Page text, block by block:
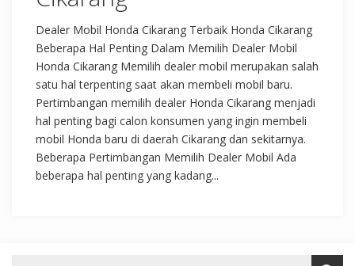
Dealer Mobil Honda Cikarang Terbaik Honda Cikarang
Beberapa Hal Penting Dalam Memilih Dealer Mobil
Honda Cikarang Memilih dealer mobil merupakan salah
satu hal terpenting saat akan membeli mobil baru.
Pertimbangan memilih dealer Honda Cikarang menjadi
hal penting bagi calon konsumen yang ingin membeli
mobil Honda baru di daerah Cikarang dan sekitarnya.
Beberapa Pertimbangan Memilih Dealer Mobil Ada
beberapa hal penting yang kadang...